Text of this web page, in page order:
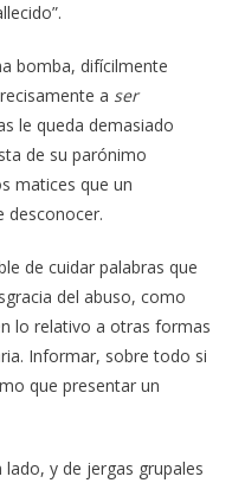
bomba, difícilmente
a ser
le queda demasiado
de su parónimo
matices que un
desconocer.
de cuidar palabras que
del abuso, como
lo relativo a otras formas
Informar, sobre todo si
que presentar un
y de jergas grupales